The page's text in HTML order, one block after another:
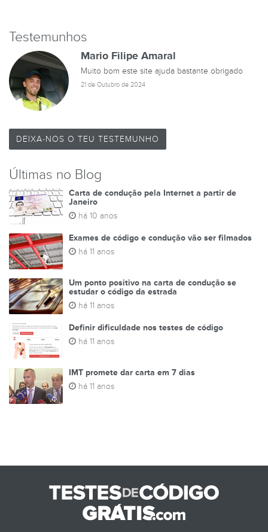
Testemunhos
Mario Filipe Amaral
Muito bom este site ajuda bastante obrigado
21 de Outubro de 2024
DEIXA-NOS O TEU TESTEMUNHO
Últimas no Blog
Carta de condução pela Internet a partir de
Janeiro
há 10 anos
Exames de código e condução vão ser filmados
há 11 anos
Um ponto positivo na carta de condução se
estudar o código da estrada
há 11 anos
Definir dificuldade nos testes de código
há 11 anos
IMT promete dar carta em 7 dias
há 11 anos